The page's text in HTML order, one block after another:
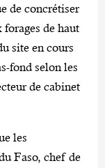
de concrétiser
de haut
site en cours
fond selon les
de cabinet
les
Faso, chef de